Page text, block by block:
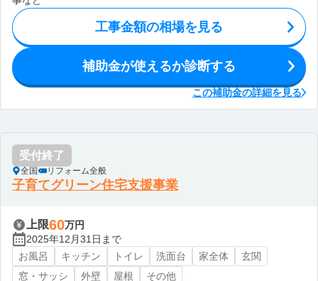
工事金額の相場を見る
補助金が使えるか診断する
この補助金の詳細を見る
受付終了
全国 リフォーム全般
子育てグリーン住宅支援事業
上限60万円
2025年12月31日まで
お風呂
キッチン トイレ 洗面台 家全体
玄関
窓・サッシ
外壁 屋根
その他